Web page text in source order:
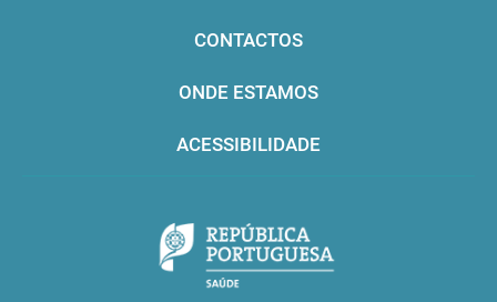
CONTACTOS
ONDE ESTAMOS
ACESSIBILIDADE